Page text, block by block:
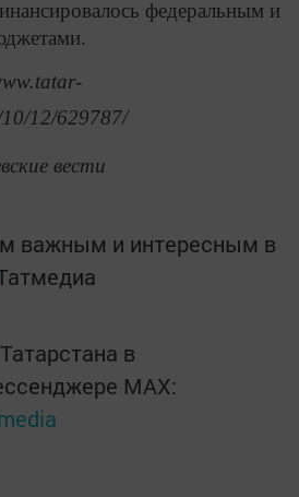
федеральным и
12/629787/
вести
важным и интересным в
в
MАХ: